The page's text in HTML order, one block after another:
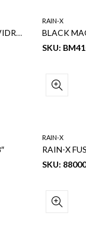
RAIN-X WEATHERBEATER LIMPIAVIDRIOS 12″
RAIN-X
SKU:
RAIN-X
RAIN-X
SKU: